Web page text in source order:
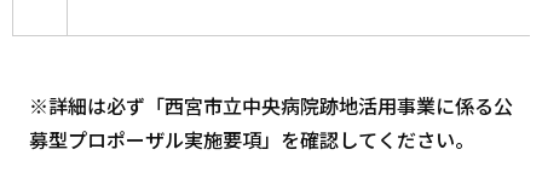
※詳細は必ず「西宮市立中央病院跡地活用事業に係る公
募型プロポーザル実施要項」を確認してください。